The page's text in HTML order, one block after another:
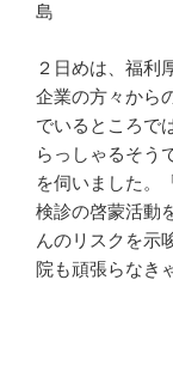
島
２日めは、福利
企業の方々から
でいるところで
らっしゃるそう
を伺いました。
検診の啓蒙活動
んのリスクを示
院も頑張らなき